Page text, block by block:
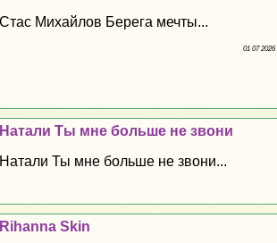
Стас Михайлов Берега мечты...
01 07 2026
Натали Ты мне больше не звони
Натали Ты мне больше не звони...
Rihanna Skin